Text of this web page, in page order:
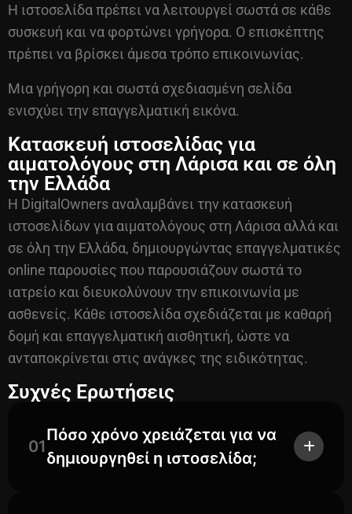
Η ιστοσελίδα πρέπει να λειτουργεί σωστά σε κάθε
συσκευή και να φορτώνει γρήγορα. Ο επισκέπτης
πρέπει να βρίσκει άμεσα τρόπο επικοινωνίας.
Μια γρήγορη και σωστά σχεδιασμένη σελίδα
ενισχύει την επαγγελματική εικόνα.
Κατασκευή ιστοσελίδας για
αιματολόγους στη Λάρισα και σε όλη
την Ελλάδα
Η DigitalOwners αναλαμβάνει την κατασκευή
ιστοσελίδων για αιματολόγους στη Λάρισα αλλά και
σε όλη την Ελλάδα, δημιουργώντας επαγγελματικές
online παρουσίες που παρουσιάζουν σωστά το
ιατρείο και διευκολύνουν την επικοινωνία με
ασθενείς. Κάθε ιστοσελίδα σχεδιάζεται με καθαρή
δομή και επαγγελματική αισθητική, ώστε να
ανταποκρίνεται στις ανάγκες της ειδικότητας.
Συχνές Ερωτήσεις
01
Πόσο χρόνο χρειάζεται για να
δημιουργηθεί η ιστοσελίδα;